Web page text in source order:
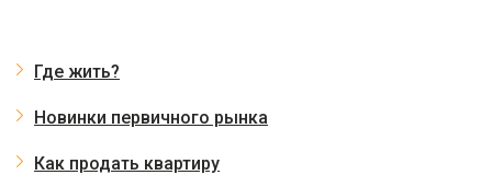
Где жить?
Новинки первичного рынка
Как продать квартиру